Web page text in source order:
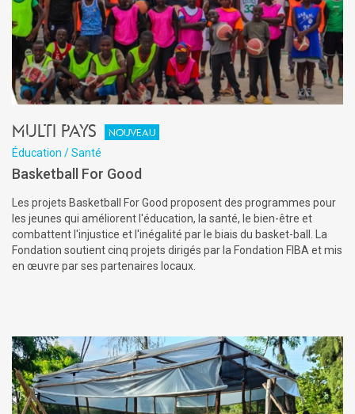
Multi pays Nouveau
Éducation / Santé
Basketball For Good
Les projets Basketball For Good proposent des programmes pour
les jeunes qui améliorent l'éducation, la santé, le bien-être et
combattent l'injustice et l'inégalité par le biais du basket-ball. La
Fondation soutient cinq projets dirigés par la Fondation FIBA et mis
en œuvre par ses partenaires locaux.